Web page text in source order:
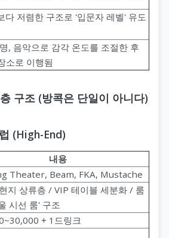
다 저렴한 구조로 '입문자 레벨' 유도
, 음악으로 감각 온도를 조절한 후
소로 이행됨
구조 (방콕은 단일이 아니다)
(High-End)
내용
Theater, Beam, FKA, Mustache
지 상류층 / VIP 테이블 세분화 / 룸
시선 룸' 구조
+ 1드링크